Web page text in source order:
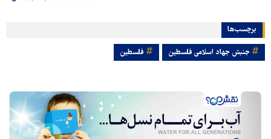
برچسب‌ها
جنبش جهاد اسلامی فلسطین فلسطین